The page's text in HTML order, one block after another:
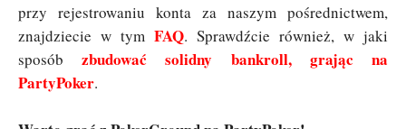
przy rejestrowaniu konta za naszym pośrednictwem,
znajdziecie w tym FAQ. Sprawdźcie również, w jaki
sposób
zbudować solidny bankroll, grając na
PartyPoker.